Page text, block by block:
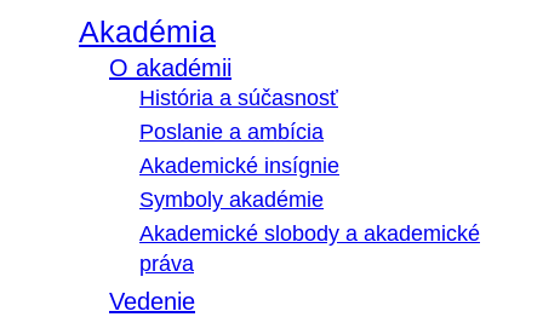
Akadémia
O akadémii
História a súčasnosť
Poslanie a ambícia
Akademické insígnie
Symboly akadémie
Akademické slobody a akademické
práva
Vedenie